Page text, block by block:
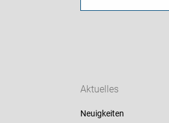
Aktuelles
Neuigkeiten